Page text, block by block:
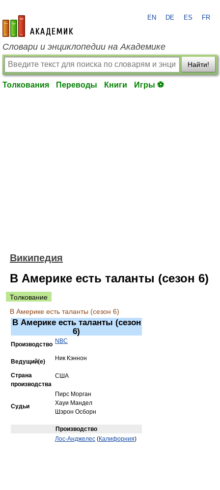
academic.ru
EN DE ES FR
Словари и энциклопедии на Академике
Найти!
Толкования Переводы Книги Игры ⚽
Википедия
В Америке есть таланты (сезон 6)
Толкование
В Америке есть таланты (сезон 6)
В Америке есть таланты (сезон
6)
Производство NBC
Ведущий(е) Ник Кэннон
Страна
производства
США
Судьи
Пирс Морган
Хауи Мандел
Шэрон Осборн
Производство
Лос-Анджелес (Калифорния)